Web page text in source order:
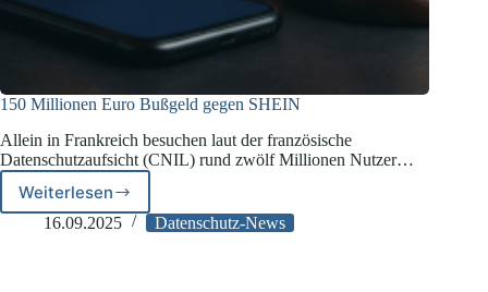
150 Millionen Euro Bußgeld gegen SHEIN
Allein in Frankreich besuchen laut der französische
Datenschutzaufsicht (CNIL) rund zwölf Millionen Nutzer…
Weiterlesen
150
Millionen
16.09.2025 Datenschutz-News